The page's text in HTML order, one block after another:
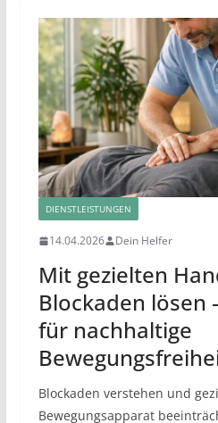
DIENSTLEISTUNGEN
14.04.2026 Dein Helfer
Mit gezielten
Blockaden lösen
für nachhaltige
Blockaden verstehen und
Bewegungsapparat